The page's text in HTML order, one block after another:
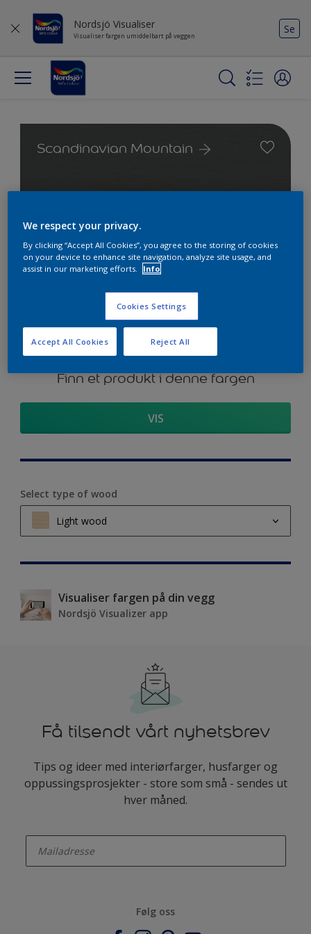
Nordsjö Visualiser
Visualiser fargen umiddelbart på veggen
Se
Scandinavian Mountain
0 Strøk
Finn et produkt i denne fargen
VIS
Select type of wood
Light wood
Dark wood
Visualiser fargen på din vegg
Nordsjö Visualizer app
Få tilsendt vårt nyhetsbrev
Tips og ideer med interiørfarger, husfarger og
oppussingsprosjekter - store som små - sendes ut
hver måned.
Følg oss
We respect your privacy.
By clicking “Accept All Cookies”, you agree to the storing of cookies
on your device to enhance site navigation, analyze site usage, and
assist in our marketing efforts.
Info
Cookies Settings
Reject All
Accept All Cookies